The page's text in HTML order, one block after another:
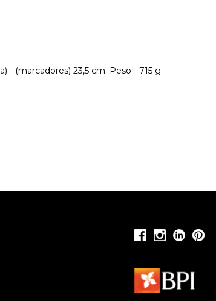
- (marcadores) 23,5 cm; Peso - 715 g.